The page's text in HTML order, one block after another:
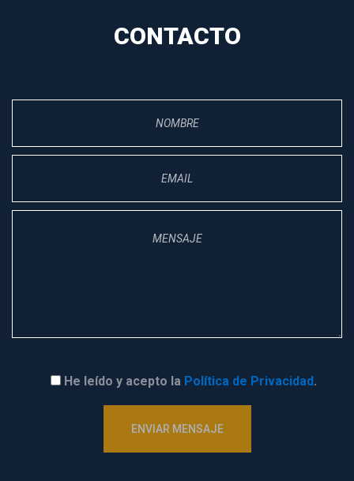
CONTACTO
He leído y acepto la Política de Privacidad .